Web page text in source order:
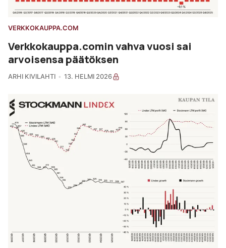
VERKKOKAUPPA.COM
Verkkokauppa.comin vahva vuosi sai
arvoisensa päätöksen
ARHI KIVILAHTI 13. HELMI 2026